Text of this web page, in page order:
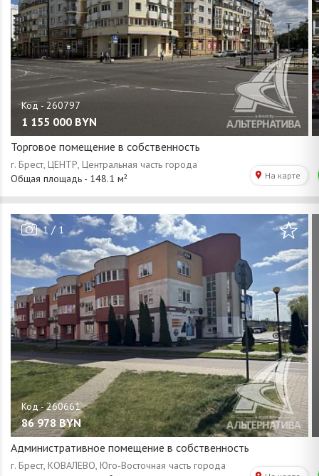
1 155 000 BYN
Торговое помещение в собственность
1/ 1
86 978 BYN
Административное помещение в собственность